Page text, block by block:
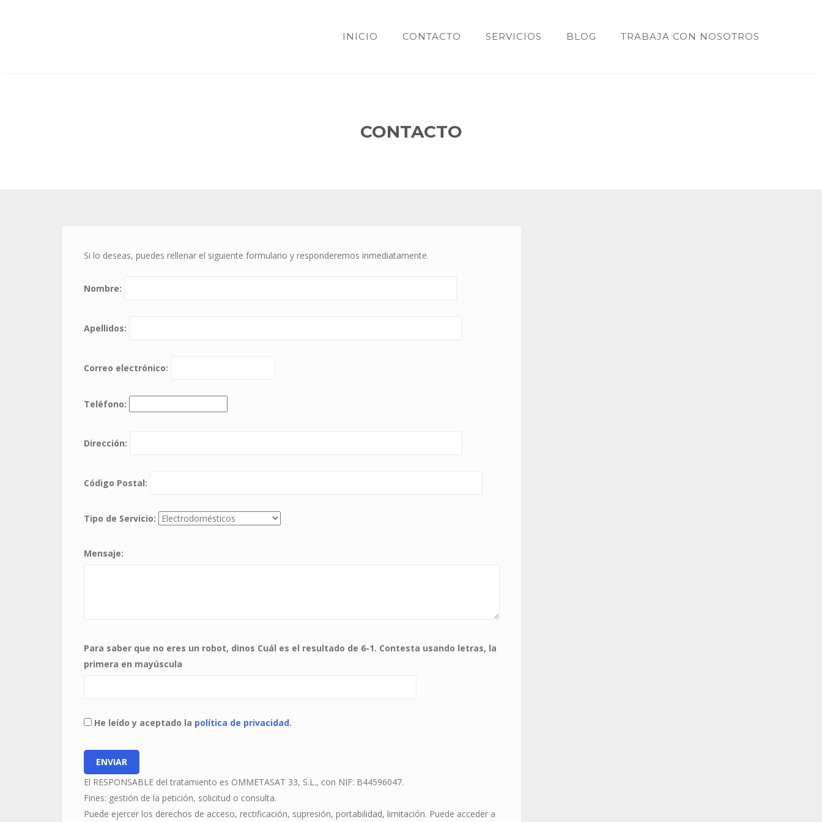
INICIO CONTACTO SERVICIOS BLOG TRABAJA CON NOSOTROS
CONTACTO
Si lo deseas, puedes rellenar el siguiente formulario y responderemos inmediatamente.
Nombre:
Apellidos:
Correo electrónico:
Teléfono:
Dirección:
Código Postal:
Tipo de Servicio:
Mensaje:
Para saber que no eres un robot, dinos Cuál es el resultado de 6-1. Contesta usando letras, la
primera en mayúscula
He leído y aceptado la política de privacidad.
El RESPONSABLE del tratamiento es OMMETASAT 33, S.L., con NIF: B44596047.
Fines: gestión de la petición, solicitud o consulta.
Puede ejercer los derechos de acceso, rectificación, supresión, portabilidad, limitación. Puede acceder a